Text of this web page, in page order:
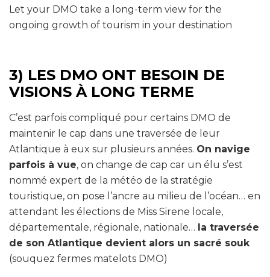
Let your DMO take a long-term view for the
ongoing growth of tourism in your destination
3) LES DMO ONT BESOIN DE
VISIONS À LONG TERME
C’est parfois compliqué pour certains DMO de
maintenir le cap dans une traversée de leur
Atlantique à eux sur plusieurs années. On navige
parfois à vue, on change de cap car un élu s’est
nommé expert de la météo de la stratégie
touristique, on pose l’ancre au milieu de l’océan… en
attendant les élections de Miss Sirene locale,
départementale, régionale, nationale… la traversée
de son Atlantique devient alors un sacré souk
(souquez fermes matelots DMO)